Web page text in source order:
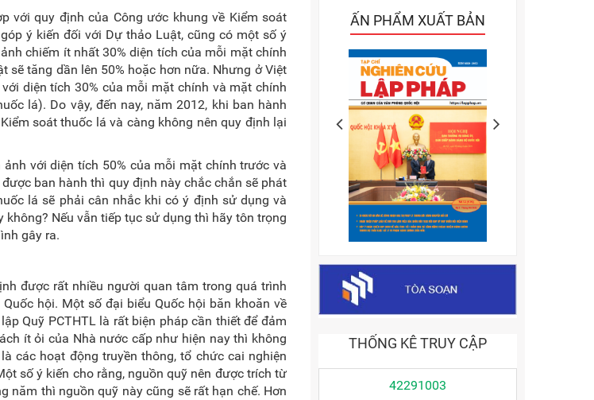
với quy định của Công ước khung về Kiểm soát
ý kiến đối với Dự thảo Luật, cũng có một số ý
chiếm ít nhất 30% diện tích của mỗi mặt chính
tăng dần lên 50% hoặc hơn nữa. Nhưng ở Việt
diện tích 30% của mỗi mặt chính và mặt chính
lá). Do vậy, đến nay, năm 2012, khi ban hành
soát thuốc lá và càng không nên quy định lại
với diện tích 50% của mỗi mặt chính trước và
ban hành thì quy định này chắc chắn sẽ phát
lá sẽ phải cân nhắc khi có ý định sử dụng và
Nếu vẫn tiếp tục sử dụng thì hãy tôn trọng
gây ra.
được rất nhiều người quan tâm trong quá trình
hội. Một số đại biểu Quốc hội băn khoăn về
Quỹ PCTHTL là rất biện pháp cần thiết để đảm
ít ỏi của Nhà nước cấp như hiện nay thì không
các hoạt động truyền thông, tổ chức cai nghiện
số ý kiến cho rằng, nguồn quỹ nên được trích từ
năm thì nguồn quỹ này cũng sẽ rất hạn chế. Hơn
ẤN PHẨM XUẤT BẢN
THỐNG KÊ TRUY CẬP
42291003